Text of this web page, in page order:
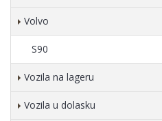
Volvo
S90
Vozila na lageru
Vozila u dolasku